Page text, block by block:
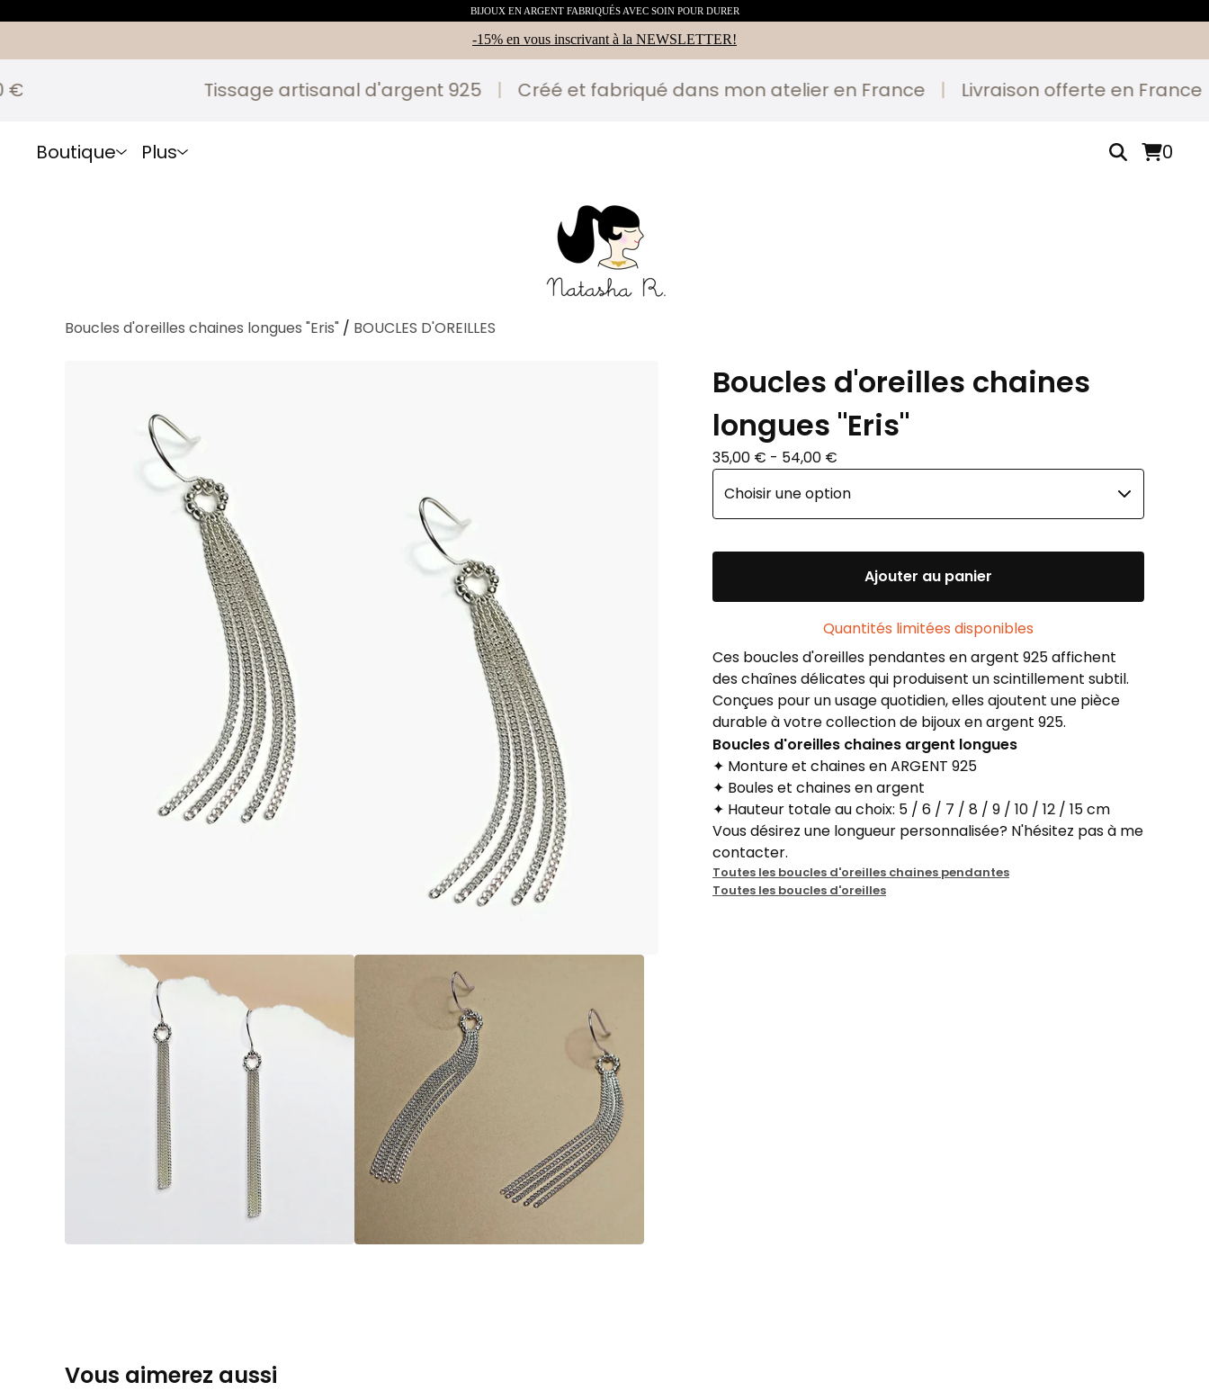
BIJOUX EN ARGENT FABRIQUÉS AVEC SOIN POUR DURER
-15% en vous inscrivant à la NEWSLETTER!
Tissage artisanal d'argent 925 | Créé et fabriqué dans mon atelier en France | Livraison offerte en France |
Boutique Plus 0
Boucles d'oreilles chaines longues "Eris" / BOUCLES D'OREILLES
Boucles d'oreilles chaines
longues "Eris"
35,00 € - 54,00 €
Ajouter au panier
Quantités limitées disponibles
Ces boucles d'oreilles pendantes en argent 925 affichent
des chaînes délicates qui produisent un scintillement subtil.
Conçues pour un usage quotidien, elles ajoutent une pièce
durable à votre collection de bijoux en argent 925.
Boucles d'oreilles chaines argent longues
✦ Monture et chaines en ARGENT 925
✦ Boules et chaines en argent
✦ Hauteur totale au choix: 5 / 6 / 7 / 8 / 9 / 10 / 12 / 15 cm
Vous désirez une longueur personnalisée? N'hésitez pas à me
contacter.
Toutes les boucles d'oreilles chaines pendantes
Toutes les boucles d'oreilles
Vous aimerez aussi